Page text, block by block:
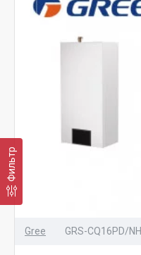
Gree GRS-CQ16PD/
Фильтр